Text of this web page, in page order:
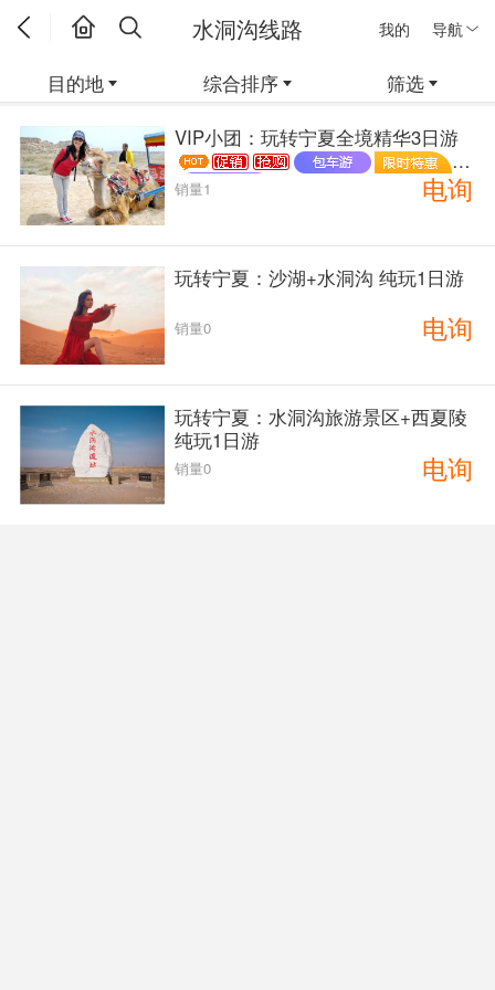
我的 导航
水洞沟线路
目的地 综合排序 筛选
VIP小团：玩转宁夏全境精华3日游
销量1 电询
玩转宁夏：沙湖+水洞沟 纯玩1日游
销量0 电询
玩转宁夏：水洞沟旅游景区+西夏陵
纯玩1日游
销量0 电询